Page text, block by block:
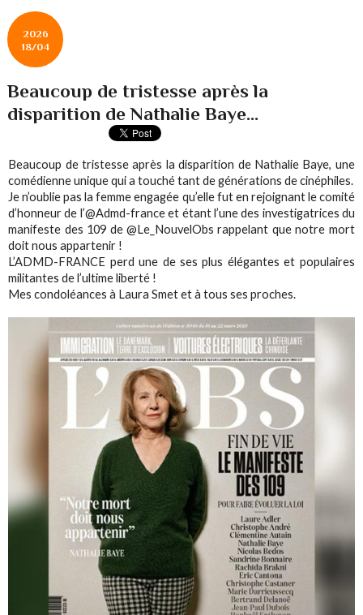
2026
18/04
Beaucoup de tristesse après la
disparition de Nathalie Baye...
Beaucoup de tristesse après la disparition de Nathalie Baye, une
comédienne unique qui a touché tant de générations de cinéphiles.
Je n’oublie pas la femme engagée qu’elle fut en rejoignant le comité
d’honneur de l’@Admd-france et étant l’une des investigatrices du
manifeste des 109 de @Le_NouvelObs rappelant que notre mort
doit nous appartenir !
L’ADMD-FRANCE perd une de ses plus élégantes et populaires
militantes de l’ultime liberté !
Mes condoléances à Laura Smet et à tous ses proches.